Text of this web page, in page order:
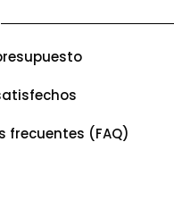
frecuentes (FAQ)